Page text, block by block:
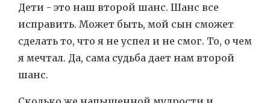
Дети - это наш второй шанс. Шанс все
исправить. Может быть, мой сын сможет
сделать то, что я не успел и не смог. То, о чем
я мечтал. Да, сама судьба дает нам второй
шанс.